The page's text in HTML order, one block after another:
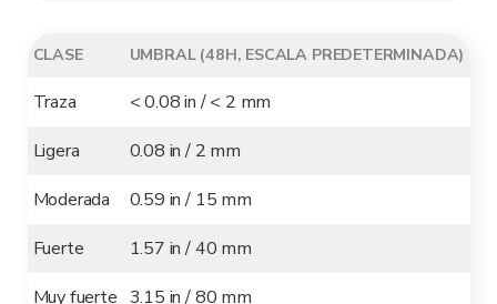
CLASE UMBRAL (48H, ESCALA PREDETERMINADA)
Traza
< 0.08 in / < 2 mm
Ligera
0.08 in / 2 mm
Moderada
0.59 in / 15 mm
Fuerte
1.57 in / 40 mm
Muy fuerte 3.15 in / 80 mm